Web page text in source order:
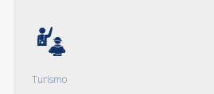
Turismo